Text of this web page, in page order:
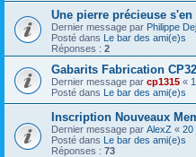
Une pierre précieuse s'en
Dernier message par Philippe
Posté dans Le bar des ami(e)s
Réponses : 2
Gabarits Fabrication
Dernier message par cp1315 «
Posté dans Le bar des ami(e)s
Inscription Nouveaux
Dernier message par AlexZ « 20
Posté dans Le bar des ami(e)s
Réponses : 73